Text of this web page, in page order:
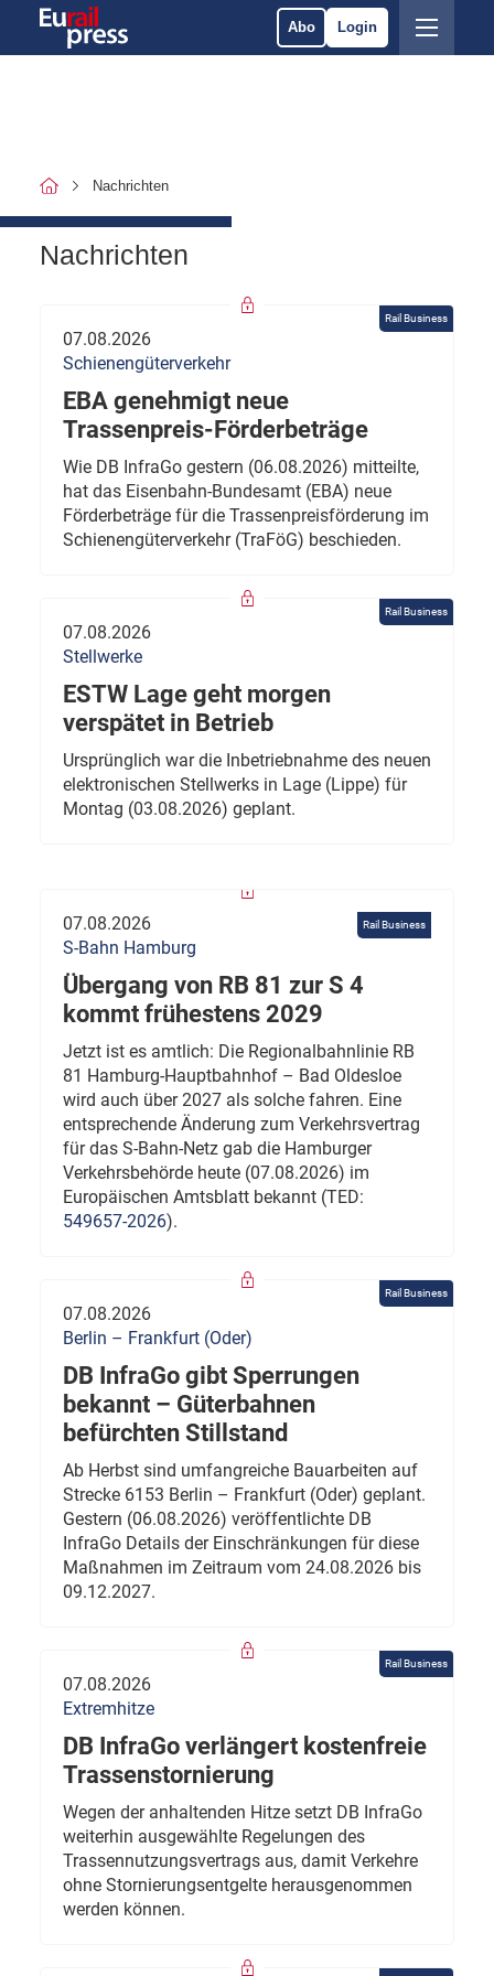
Abo Login
Nachrichten
Nachrichten
Rail Business
07.08.2026
Schienengüterverkehr
EBA genehmigt neue
Trassenpreis-Förderbeträge
Wie DB InfraGo gestern (06.08.2026) mitteilte,
hat das Eisenbahn-Bundesamt (EBA) neue
Förderbeträge für die Trassenpreisförderung im
Schienengüterverkehr (TraFöG) beschieden.
Rail Business
07.08.2026
Stellwerke
ESTW Lage geht morgen
verspätet in Betrieb
Ursprünglich war die Inbetriebnahme des neuen
elektronischen Stellwerks in Lage (Lippe) für
Montag (03.08.2026) geplant.
Rail Business
07.08.2026
S-Bahn Hamburg
Übergang von RB 81 zur S 4
kommt frühestens 2029
Jetzt ist es amtlich: Die Regionalbahnlinie RB
81 Hamburg-Hauptbahnhof – Bad Oldesloe
wird auch über 2027 als solche fahren. Eine
entsprechende Änderung zum Verkehrsvertrag
für das S-Bahn-Netz gab die Hamburger
Verkehrsbehörde heute (07.08.2026) im
Europäischen Amtsblatt bekannt (TED:
549657-2026).
Rail Business
07.08.2026
Berlin – Frankfurt (Oder)
DB InfraGo gibt Sperrungen
bekannt – Güterbahnen
befürchten Stillstand
Ab Herbst sind umfangreiche Bauarbeiten auf
Strecke 6153 Berlin – Frankfurt (Oder) geplant.
Gestern (06.08.2026) veröffentlichte DB
InfraGo Details der Einschränkungen für diese
Maßnahmen im Zeitraum vom 24.08.2026 bis
09.12.2027.
Rail Business
07.08.2026
Extremhitze
DB InfraGo verlängert kostenfreie
Trassenstornierung
Wegen der anhaltenden Hitze setzt DB InfraGo
weiterhin ausgewählte Regelungen des
Trassennutzungsvertrags aus, damit Verkehre
ohne Stornierungsentgelte herausgenommen
werden können.